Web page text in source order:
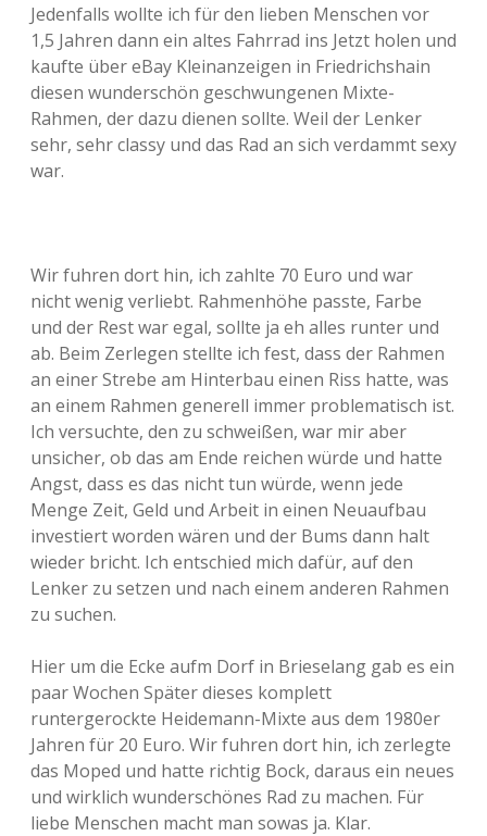
Jedenfalls wollte ich für den lieben Menschen vor
1,5 Jahren dann ein altes Fahrrad ins Jetzt holen und
kaufte über eBay Kleinanzeigen in Friedrichshain
diesen wunderschön geschwungenen Mixte-
Rahmen, der dazu dienen sollte. Weil der Lenker
sehr, sehr classy und das Rad an sich verdammt sexy
war.
Wir fuhren dort hin, ich zahlte 70 Euro und war
nicht wenig verliebt. Rahmenhöhe passte, Farbe
und der Rest war egal, sollte ja eh alles runter und
ab. Beim Zerlegen stellte ich fest, dass der Rahmen
an einer Strebe am Hinterbau einen Riss hatte, was
an einem Rahmen generell immer problematisch ist.
Ich versuchte, den zu schweißen, war mir aber
unsicher, ob das am Ende reichen würde und hatte
Angst, dass es das nicht tun würde, wenn jede
Menge Zeit, Geld und Arbeit in einen Neuaufbau
investiert worden wären und der Bums dann halt
wieder bricht. Ich entschied mich dafür, auf den
Lenker zu setzen und nach einem anderen Rahmen
zu suchen.
Hier um die Ecke aufm Dorf in Brieselang gab es ein
paar Wochen Später dieses komplett
runtergerockte Heidemann-Mixte aus dem 1980er
Jahren für 20 Euro. Wir fuhren dort hin, ich zerlegte
das Moped und hatte richtig Bock, daraus ein neues
und wirklich wunderschönes Rad zu machen. Für
liebe Menschen macht man sowas ja. Klar.